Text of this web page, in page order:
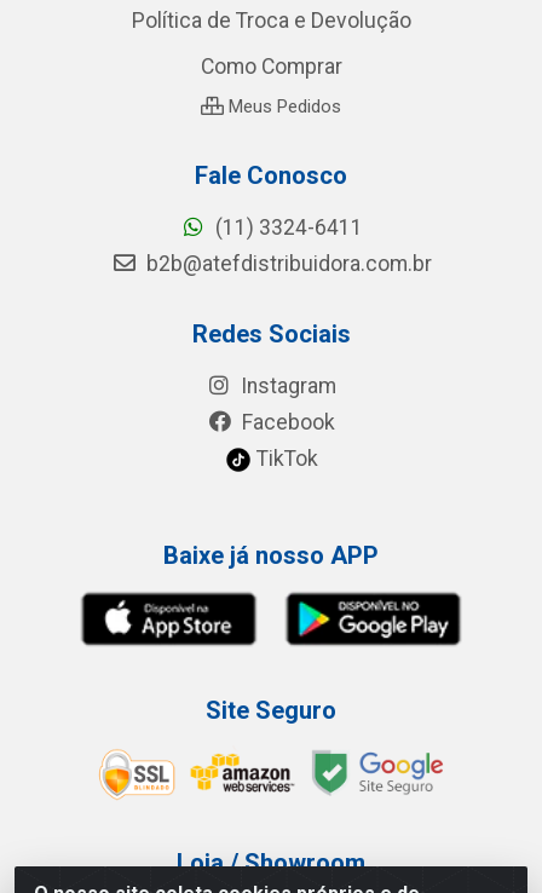
Política de Troca e Devolução
Como Comprar
Meus Pedidos
Fale Conosco
(11) 3324-6411
b2b@atefdistribuidora.com.br
Redes Sociais
Instagram
Facebook
TikTok
Baixe já nosso APP
Site Seguro
Loja / Showroom